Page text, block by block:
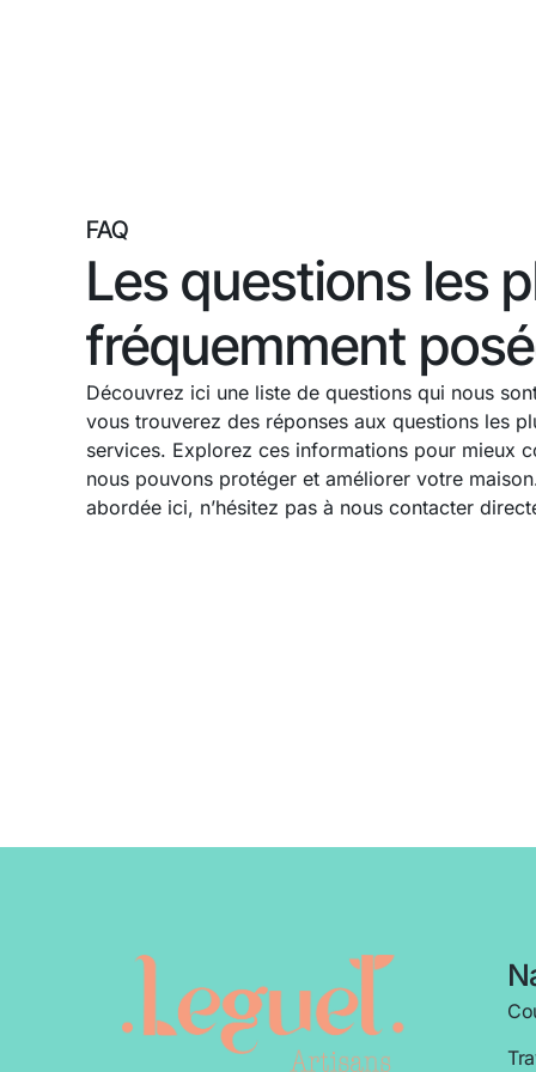
FAQ
Les questions les
fréquemment
Découvrez ici une liste de questions qui nous
vous trouverez des réponses aux questions les
services. Explorez ces informations pour mieux
nous pouvons protéger et améliorer votre
abordée ici, n’hésitez pas à nous contacter